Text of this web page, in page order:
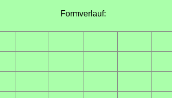
Formverlauf: